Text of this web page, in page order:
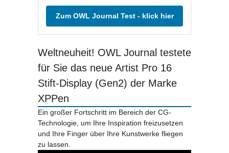
Zum OWL Journal Test - klick hier
Weltneuheit! OWL Journal testete
für Sie das neue Artist Pro 16
Stift-Display (Gen2) der Marke
XPPen
Ein großer Fortschritt im Bereich der CG-
Technologie, um Ihre Inspiration freizusetzen
und Ihre Finger über Ihre Kunstwerke fliegen
zu lassen.